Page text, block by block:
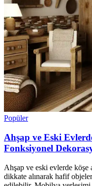
Popüler
Ahşap ve Eski
Fonksiyonel
Ahşap ve eski evlerde köşe
dikkate alınarak hafif